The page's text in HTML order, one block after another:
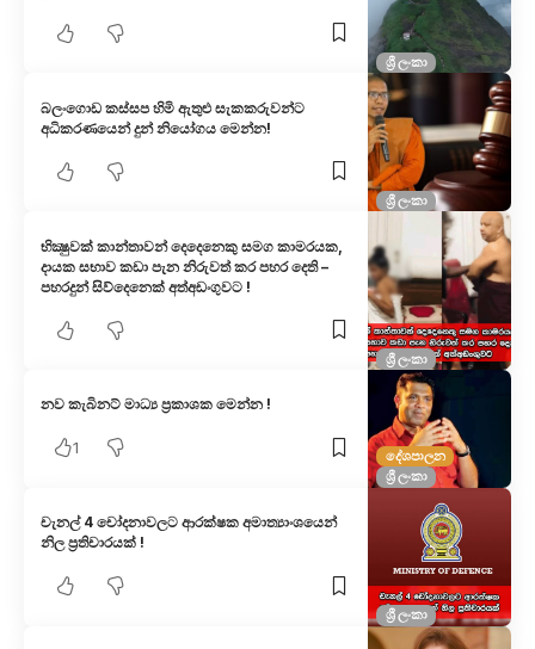
ශ්‍රී ලංකා
ශ්‍රී ලංකා
බලංගොඩ කස්සප හිමි ඇතුළු සැකකරුවන්ට
අධිකරණයෙන් දුන් නියෝගය මෙන්න!
ශ්‍රී ලංකා
භික්‍ෂුවක් කාන්තාවන් දෙදෙනෙකු සමග කාමරයක,
දායක සභාව කඩා පැන නිරුවත් කර පහර දෙති –
පහරදුන් සිව්දෙනෙක් අත්අඩංගුවට !
දේශපාලන
ශ්‍රී ලංකා
නව කැබිනට් මාධ්‍ය ප්‍රකාශක මෙන්න !
1
ශ්‍රී ලංකා
චැනල් 4 චෝදනාවලට ආරක්ෂක අමාත්‍යාංශයෙන්
නිල ප්‍රතිචාරයක් !